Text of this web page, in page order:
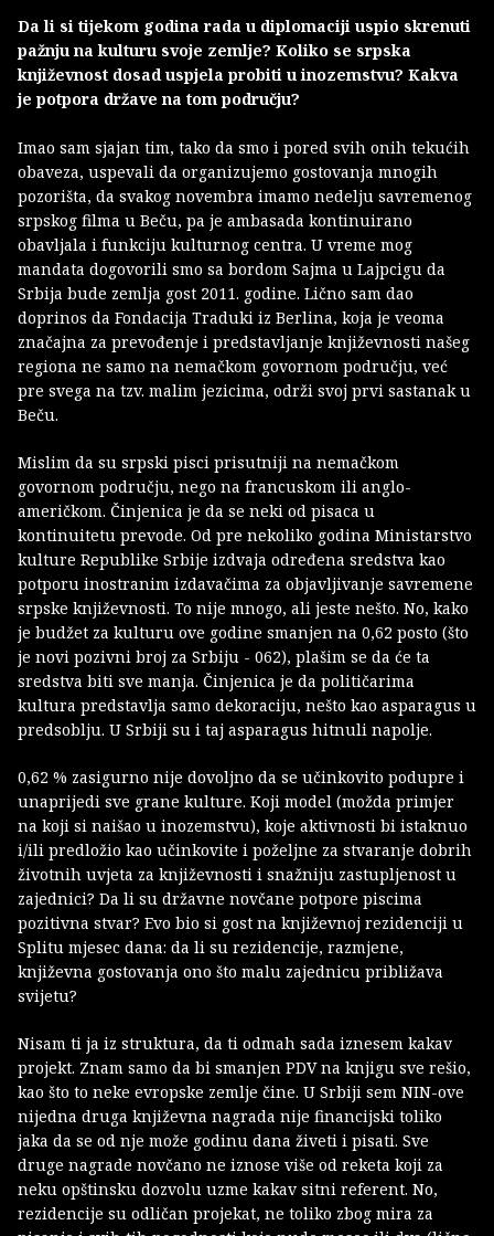
Da li si tijekom godina rada u diplomaciji uspio skrenuti
pažnju na kulturu svoje zemlje? Koliko se srpska
književnost dosad uspjela probiti u inozemstvu? Kakva
je potpora države na tom području?
Imao sam sjajan tim, tako da smo i pored svih onih tekućih
obaveza, uspevali da organizujemo gostovanja mnogih
pozorišta, da svakog novembra imamo nedelju savremenog
srpskog filma u Beču, pa je ambasada kontinuirano
obavljala i funkciju kulturnog centra. U vreme mog
mandata dogovorili smo sa bordom Sajma u Lajpcigu da
Srbija bude zemlja gost 2011. godine. Lično sam dao
doprinos da Fondacija Traduki iz Berlina, koja je veoma
značajna za prevođenje i predstavljanje književnosti našeg
regiona ne samo na nemačkom govornom području, već
pre svega na tzv. malim jezicima, održi svoj prvi sastanak u
Beču.
Mislim da su srpski pisci prisutniji na nemačkom
govornom području, nego na francuskom ili anglo-
američkom. Činjenica je da se neki od pisaca u
kontinuitetu prevode. Od pre nekoliko godina Ministarstvo
kulture Republike Srbije izdvaja određena sredstva kao
potporu inostranim izdavačima za objavljivanje savremene
srpske književnosti. To nije mnogo, ali jeste nešto. No, kako
je budžet za kulturu ove godine smanjen na 0,62 posto (što
je novi pozivni broj za Srbiju - 062), plašim se da će ta
sredstva biti sve manja. Činjenica je da političarima
kultura predstavlja samo dekoraciju, nešto kao asparagus u
predsoblju. U Srbiji su i taj asparagus hitnuli napolje.
0,62 % zasigurno nije dovoljno da se učinkovito podupre i
unaprijedi sve grane kulture. Koji model (možda primjer
na koji si naišao u inozemstvu), koje aktivnosti bi istaknuo
i/ili predložio kao učinkovite i poželjne za stvaranje dobrih
životnih uvjeta za književnosti i snažniju zastupljenost u
zajednici? Da li su državne novčane potpore piscima
pozitivna stvar? Evo bio si gost na književnoj rezidenciji u
Splitu mjesec dana: da li su rezidencije, razmjene,
književna gostovanja ono što malu zajednicu približava
svijetu?
Nisam ti ja iz struktura, da ti odmah sada iznesem kakav
projekt. Znam samo da bi smanjen PDV na knjigu sve rešio,
kao što to neke evropske zemlje čine. U Srbiji sem NIN-ove
nijedna druga književna nagrada nije financijski toliko
jaka da se od nje može godinu dana živeti i pisati. Sve
druge nagrade novčano ne iznose više od reketa koji za
neku opštinsku dozvolu uzme kakav sitni referent. No,
rezidencije su odličan projekat, ne toliko zbog mira za